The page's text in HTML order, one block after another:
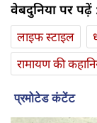
वेबदुनिया पर पढ़ें
लाइफ स्‍टाइल
रामायण की